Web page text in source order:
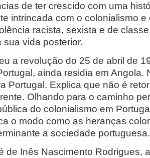
de ter crescido com uma
intrincada com o colonialismo
racista, sexista e de
sua vida posterior.
a revolução do 25 de abril de
ainda residia em Angola.
Portugal. Explica que não é
Olhando para o caminho
do colonialismo em
o modo como as heranças
a sociedade portuguesa.
de Inês Nascimento Rodrigues,